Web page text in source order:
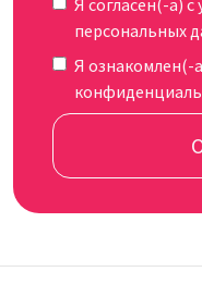
персональных
Я ознакомлен(-